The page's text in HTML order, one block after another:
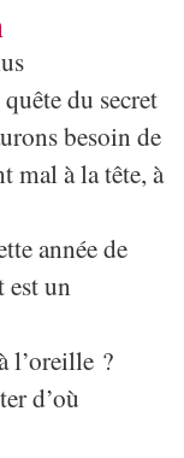
du secret
besoin de
mal à la tête, à
année de
est un
l’oreille ?
d’où